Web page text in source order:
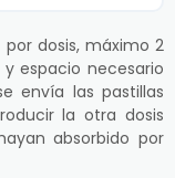
dosis, máximo 2
espacio necesario
envía las pastillas
la otra dosis
absorbido por